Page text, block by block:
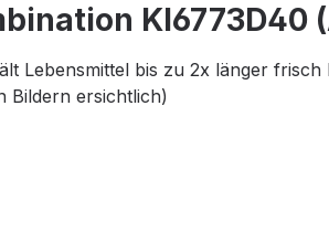
KI6773D40
Lebensmittel bis zu 2x länger frisch
Bildern ersichtlich)